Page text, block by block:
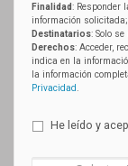
Finalidad: Responder
información solicitada;
Destinatarios: Solo
Derechos: Acceder,
indica en la
la información
Privacidad
He leído y